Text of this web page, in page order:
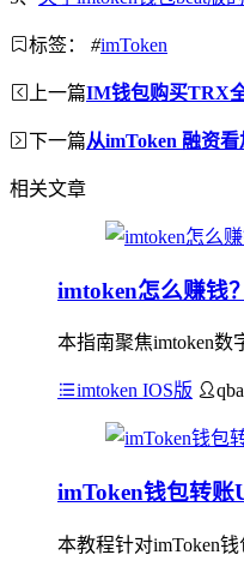
标签： #imToken
上一篇IM钱包购买TRX
下一篇从imToken 融资
相关文章
imtoken怎么赚钱
本指南聚焦imtoken
imtoken IOS版
imToken钱包转账
本教程针对imToken